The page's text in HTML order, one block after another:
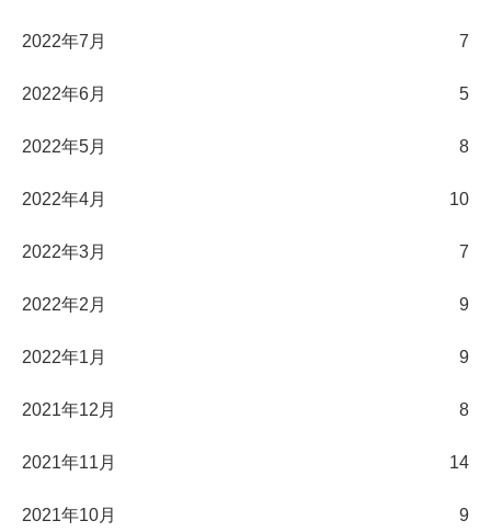
2022年7月 7
2022年6月 5
2022年5月 8
2022年4月 10
2022年3月 7
2022年2月 9
2022年1月 9
2021年12月 8
2021年11月 14
2021年10月 9